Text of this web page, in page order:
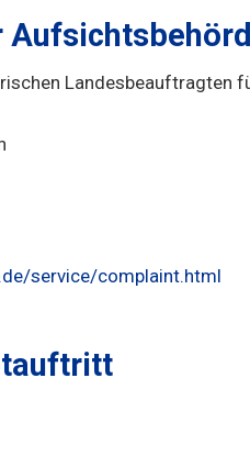
Landesbeauftragten
service/complaint.html